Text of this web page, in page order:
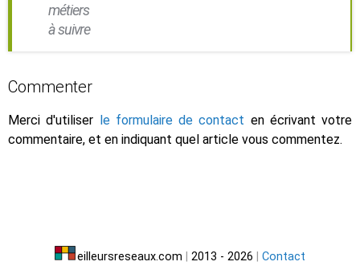
métiers
à suivre
Commenter
Merci d'utiliser le formulaire de contact en écrivant votre
commentaire, et en indiquant quel article vous commentez.
eilleursreseaux.com 2013 - 2026 Contact